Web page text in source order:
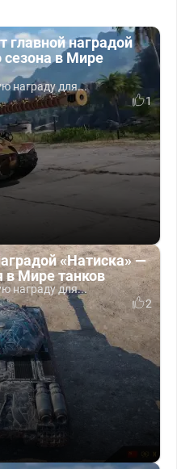
главной наградой
в Мире
награду для...
1
«Натиска» —
в Мире танков
награду для...
2